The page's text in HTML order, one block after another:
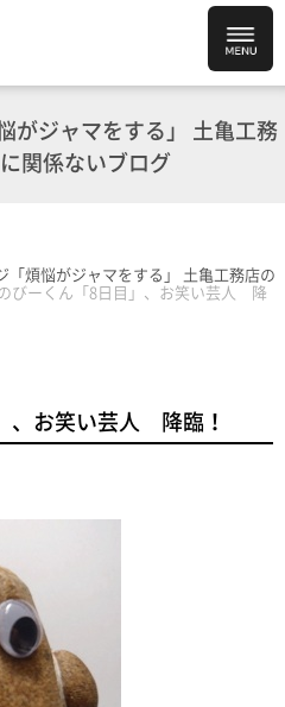
がジャマをする」 土亀工務
関係ないブログ
「煩悩がジャマをする」 土亀工務店の
びーくん「8日目」、お笑い芸人 降
、お笑い芸人 降臨！